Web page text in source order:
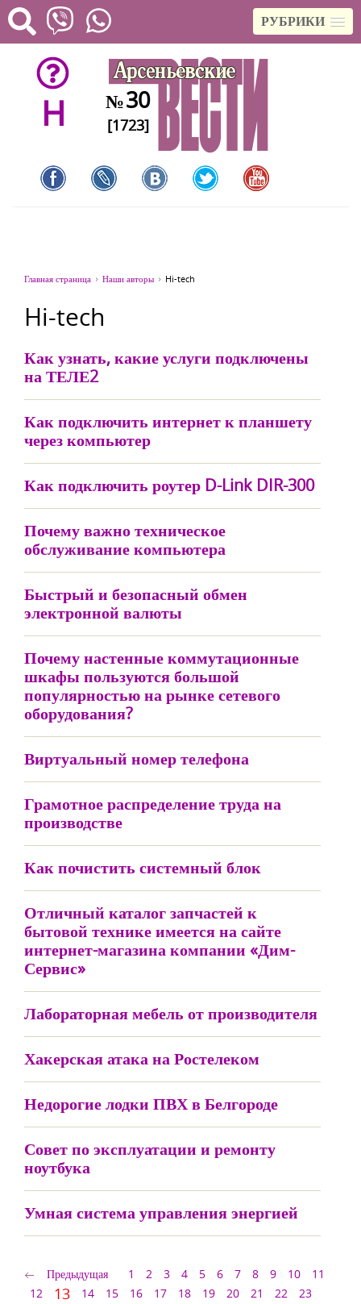
РУБРИКИ
H №30
[1723]
Главная страница Наши авторы Hi-tech
Hi-tech
Как узнать, какие услуги подключены
на ТЕЛЕ2
Как подключить интернет к планшету
через компьютер
Как подключить роутер D-Link DIR-300
Почему важно техническое
обслуживание компьютера
Быстрый и безопасный обмен
электронной валюты
Почему настенные коммутационные
шкафы пользуются большой
популярностью на рынке сетевого
оборудования?
Виртуальный номер телефона
Грамотное распределение труда на
производстве
Как почистить системный блок
Отличный каталог запчастей к
бытовой технике имеется на сайте
интернет-магазина компании «Дим-
Сервис»
Лабораторная мебель от производителя
Хакерская атака на Ростелеком
Недорогие лодки ПВХ в Белгороде
Совет по эксплуатации и ремонту
ноутбука
Умная система управления энергией
Предыдущая 1 2 3 4 5 6 7 8 9 10
11
12
13 14 15 16 17 18 19 20 21 22
23